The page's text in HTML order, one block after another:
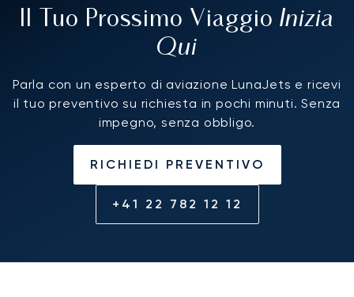
Il Tuo Prossimo Viaggio Inizia
Qui
Parla con un esperto di aviazione LunaJets e ricevi
il tuo preventivo su richiesta in pochi minuti. Senza
impegno, senza obbligo.
RICHIEDI PREVENTIVO
+41 22 782 12 12